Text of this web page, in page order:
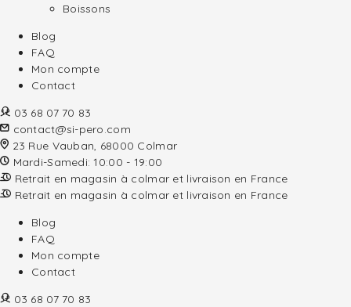
Boissons
Blog
FAQ
Mon compte
Contact
03 68 07 70 83
contact@si-pero.com
23 Rue Vauban, 68000 Colmar
Mardi-Samedi: 10:00 - 19:00
Retrait en magasin à colmar et livraison en France
Retrait en magasin à colmar et livraison en France
Blog
FAQ
Mon compte
Contact
03 68 07 70 83